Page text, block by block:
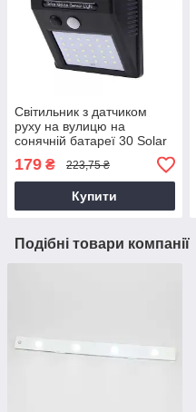
Світильник з датчиком
руху на вулицю на
сонячній батареї 30 Solar
LED Light вуличний ліхтар
179 ₴ 223,75 ₴
Купити
Подібні товари компанії